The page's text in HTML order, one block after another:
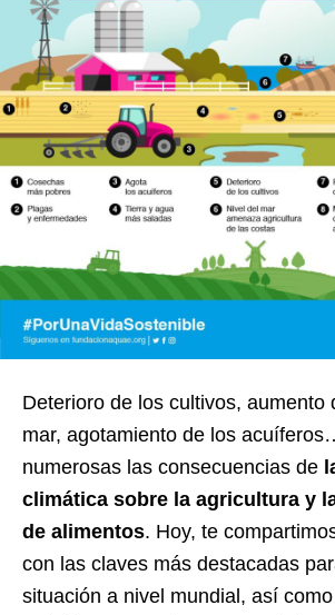
Deterioro de los cultivos, aumento
mar, agotamiento de los
numerosas las consecuencias de
climática sobre la agricultura y
de alimentos. Hoy, te
con las claves más destacadas
situación a nivel mundial, así